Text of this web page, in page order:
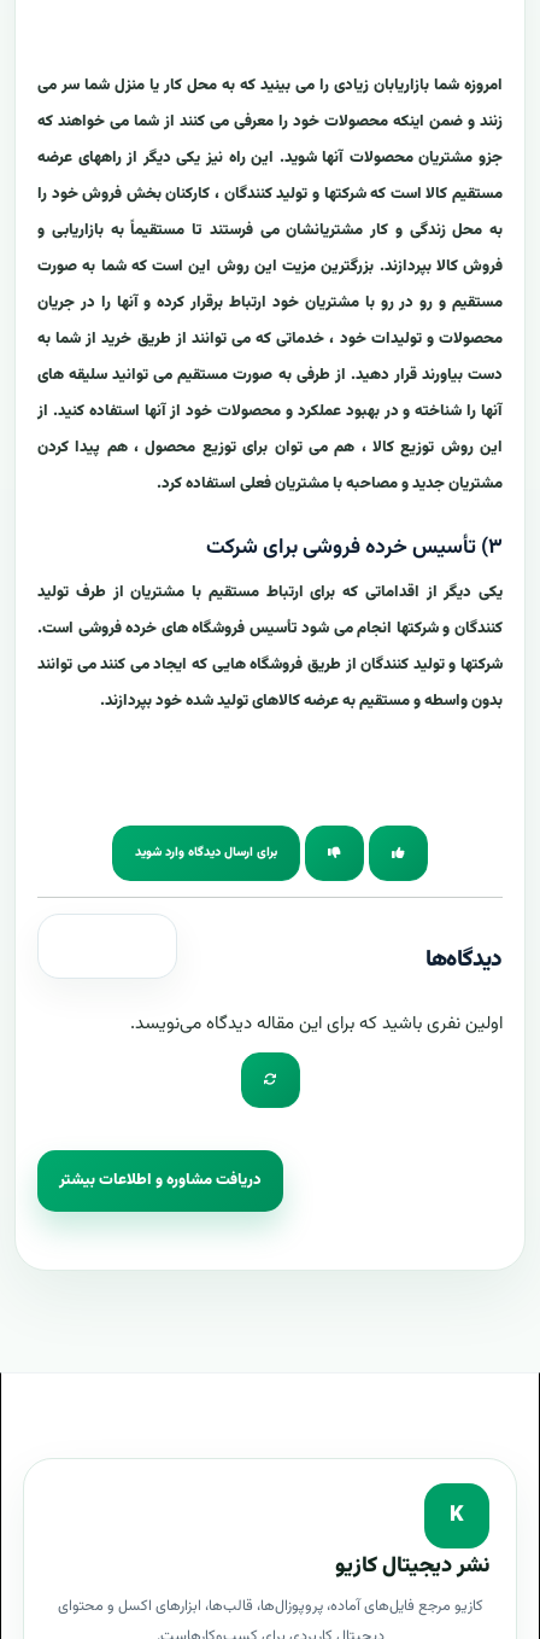
امروزه شما بازاریابان زیادی را می بینید که به محل کار یا منزل شما سر می
زنند و ضمن اینکه محصولات خود را معرفی می کنند از شما می خواهند که
جزو مشتریان محصولات آنها شوید. این راه نیز یکی دیگر از راههای عرضه
مستقیم کالا است که شرکتها و تولید کنندگان ، کارکنان بخش فروش خود را
به محل زندگی و کار مشتریانشان می فرستند تا مستقیماً به بازاریابی و
فروش کالا بپردازند. بزرگترین مزیت این روش این است که شما به صورت
مستقیم و رو در رو با مشتریان خود ارتباط برقرار کرده و آنها را در جریان
محصولات و تولیدات خود ، خدماتی که می توانند از طریق خرید از شما به
دست بیاورند قرار دهید. از طرفی به صورت مستقیم می توانید سلیقه های
آنها را شناخته و در بهبود عملکرد و محصولات خود از آنها استفاده کنید. از
این روش توزیع کالا ، هم می توان برای توزیع محصول ، هم پیدا کردن
مشتریان جدید و مصاحبه با مشتریان فعلی استفاده کرد.
۳) تأسیس خرده فروشی برای شرکت
یکی دیگر از اقداماتی که برای ارتباط مستقیم با مشتریان از طرف تولید
کنندگان و شرکتها انجام می شود تأسیس فروشگاه های خرده فروشی است.
شرکتها و تولید کنندگان از طریق فروشگاه هایی که ایجاد می کنند می توانند
بدون واسطه و مستقیم به عرضه کالاهای تولید شده خود بپردازند.
برای ارسال دیدگاه وارد شوید
دیدگاه‌ها
اولین نفری باشید که برای این مقاله دیدگاه می‌نویسد.
دریافت مشاوره و اطلاعات بیشتر
K
نشر دیجیتال کازیو
کازیو مرجع فایل‌های آماده، پروپوزال‌ها، قالب‌ها، ابزارهای اکسل و محتوای